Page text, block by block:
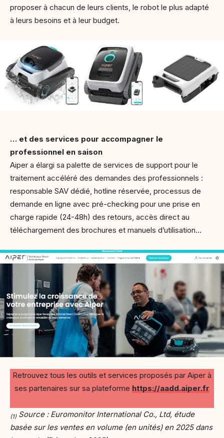
proposer à chacun de leurs clients, le robot le plus adapté
à leurs besoins et à leur budget.
… et des services pour accompagner le
professionnel en saison
Aiper a élargi sa palette de services de support pour le
traitement accéléré des demandes des professionnels :
responsable SAV dédié, hotline réservée, processus de
demande en ligne avec pré-checking pour une prise en
charge rapide (24-48h) des retours, accès direct au
téléchargement des brochures et manuels d’utilisation…
Retrouvez tous les outils et services proposés par Aiper à
ses partenaires sur sa plateforme https://aadd.aiper.fr
(1)Source : Euromonitor International Co., Ltd, étude
basée sur les ventes en volume (en unités) en 2025 dans